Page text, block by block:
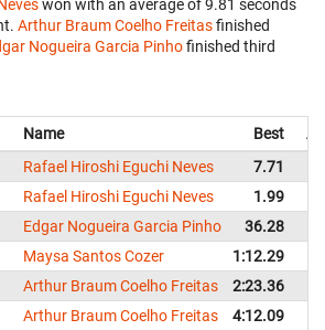
won with an average of 9.81 seconds
Arthur Braum Coelho Freitasfinished
Nogueira Garcia Pinhofinished third
Name Best
Rafael Hiroshi Eguchi Neves
7.71
Rafael Hiroshi Eguchi Neves
1.99
Edgar Nogueira Garcia Pinho 36.28
Maysa Santos Cozer 1:12.29
Arthur Braum Coelho Freitas 2:23.36
Arthur Braum Coelho Freitas 4:12.09